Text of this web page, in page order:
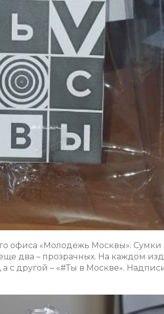
офиса «Молодежь Москвы».
два – прозрачных. На каждом
с другой – «#Ты в Москве».